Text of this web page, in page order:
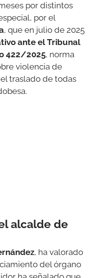
por distintos
por el
, que en julio de 2025
ante el Tribunal
422/2025, norma
violencia de
traslado de todas
alcalde de
, ha valorado
del órgano